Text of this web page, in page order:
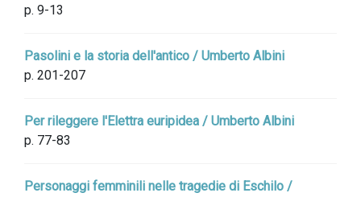
p. 9-13
Pasolini e la storia dell'antico / Umberto Albini
p. 201-207
Per rileggere l'Elettra euripidea / Umberto Albini
p. 77-83
Personaggi femminili nelle tragedie di Eschilo /